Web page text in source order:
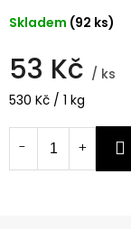
53 Kč / ks
Měrná
530 Kč / 1 kg
Skladem (92 ks)